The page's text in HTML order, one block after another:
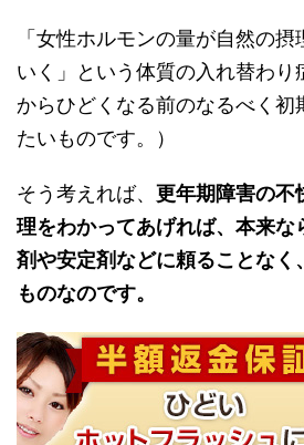
「女性ホルモンの量が自然の
いく」という体質の入れ替わり
からひどくなる前のなるべく初
たいものです。）
そう考えれば、 更年期障害の不
理をわかってあげれば、本来な
剤や安定剤などに頼ることなく
ものなのです。